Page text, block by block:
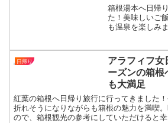
箱根湯本へ日帰
た！美味しいご
も温泉を楽しみ
なったのでお楽
日帰り
アラフィフ
ーズンの箱
も大満足
紅葉の箱根へ日帰り旅行に行ってきました
折れそうになりながらも箱根の魅力を満喫
ので、箱根観光の参考にしていただけると